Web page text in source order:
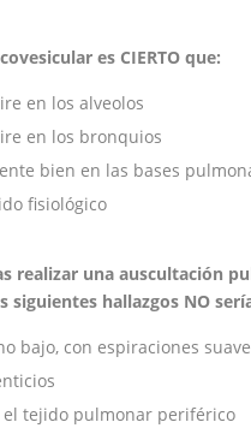
es CIERTO que:
en los alveolos
en los bronquios
bien en las bases
fisiológico
realizar una auscultación
hallazgos NO
bajo, con espiraciones
tejido pulmonar periférico